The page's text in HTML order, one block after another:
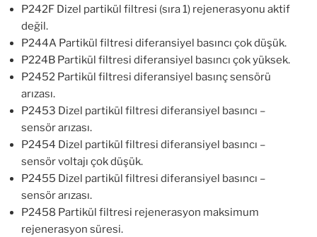
P242F Dizel partikül filtresi (sıra 1) rejenerasyonu aktif
değil.
P244A Partikül filtresi diferansiyel basıncı çok düşük.
P224B Partikül filtresi diferansiyel basıncı çok yüksek.
P2452 Partikül filtresi diferansiyel basınç sensörü
arızası.
P2453 Dizel partikül filtresi diferansiyel basıncı –
sensör arızası.
P2454 Dizel partikül filtresi diferansiyel basıncı –
sensör voltajı çok düşük.
P2455 Dizel partikül filtresi diferansiyel basıncı –
sensör arızası.
P2458 Partikül filtresi rejenerasyon maksimum
rejenerasyon süresi.